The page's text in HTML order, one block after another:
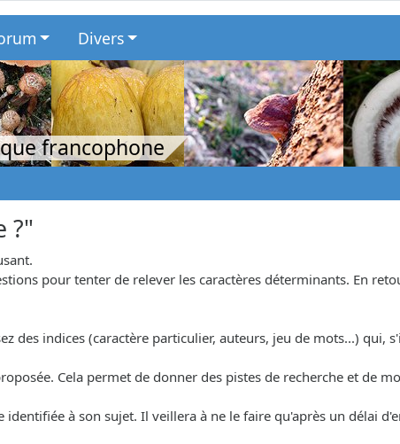
Divers
francophone
?"
pour tenter de relever les caractères déterminants. En
des indices (caractère particulier, auteurs, jeu de mots...)
Cela permet de donner des pistes de recherche et de
identifiée à son sujet. Il veillera à ne le faire qu'après un délai